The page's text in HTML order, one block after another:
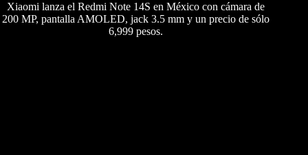
Xiaomi lanza el Redmi Note 14S en México con cámara de
200 MP, pantalla AMOLED, jack 3.5 mm y un precio de sólo
6,999 pesos.